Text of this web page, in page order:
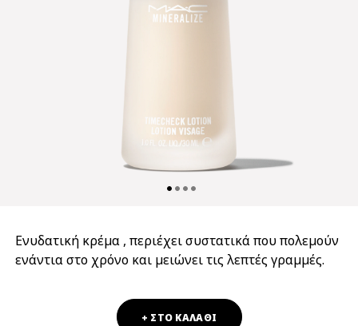
Ενυδατική κρέμα , περιέχει συστατικά που πολεμούν
ενάντια στο χρόνο και μειώνει τις λεπτές γραμμές.
+ ΣΤΟ ΚΑΛΑΘΙ